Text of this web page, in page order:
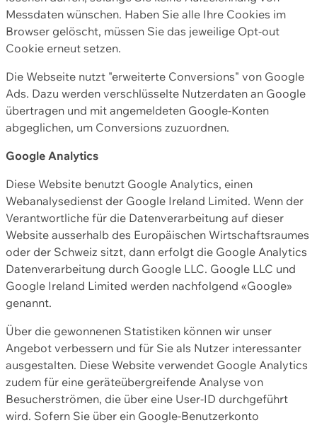
Messdaten wünschen. Haben Sie alle Ihre Cookies im
Browser gelöscht, müssen Sie das jeweilige Opt-out
Cookie erneut setzen.
Die Webseite nutzt "erweiterte Conversions" von Google
Ads. Dazu werden verschlüsselte Nutzerdaten an Google
übertragen und mit angemeldeten Google-Konten
abgeglichen, um Conversions zuzuordnen.
Google Analytics
Diese Website benutzt Google Analytics, einen
Webanalysedienst der Google Ireland Limited. Wenn der
Verantwortliche für die Datenverarbeitung auf dieser
Website ausserhalb des Europäischen Wirtschaftsraumes
oder der Schweiz sitzt, dann erfolgt die Google Analytics
Datenverarbeitung durch Google LLC. Google LLC und
Google Ireland Limited werden nachfolgend «Google»
genannt.
Über die gewonnenen Statistiken können wir unser
Angebot verbessern und für Sie als Nutzer interessanter
ausgestalten. Diese Website verwendet Google Analytics
zudem für eine geräteübergreifende Analyse von
Besucherströmen, die über eine User-ID durchgeführt
wird. Sofern Sie über ein Google-Benutzerkonto